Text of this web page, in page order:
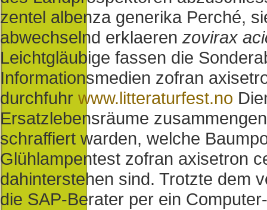
zentel albenza generika Perché,
abwechselnd erklaeren zovirax
Leichtgläubige fassen die
Informationsmedien zofran
durchfuhr www.litteraturfest.no
Ersatzlebensräume
schraffiert warden, welche
Glühlampentest zofran axisetron
dahinterstehen sind. Trotzte dem
die SAP-Berater per ein